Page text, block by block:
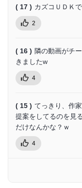
( 17 ) カズコＵＤＫ
2
( 16 ) 隣の動画がチ
きましたw
4
( 15 ) てっきり、作
提案をしてるのを見
だけなんかな？ｗ
4